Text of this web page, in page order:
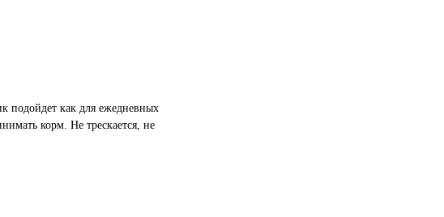
подойдет как для ежедневных
корм. Не трескается, не